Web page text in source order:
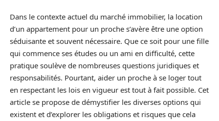
Dans le contexte actuel du marché immobilier, la location
d’un appartement pour un proche s’avère être une option
séduisante et souvent nécessaire. Que ce soit pour une fille
qui commence ses études ou un ami en difficulté, cette
pratique soulève de nombreuses questions juridiques et
responsabilités. Pourtant, aider un proche à se loger tout
en respectant les lois en vigueur est tout à fait possible. Cet
article se propose de démystifier les diverses options qui
existent et d’explorer les obligations et risques que cela